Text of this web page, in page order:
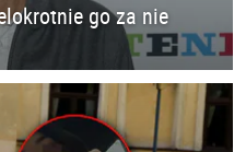
go za nie